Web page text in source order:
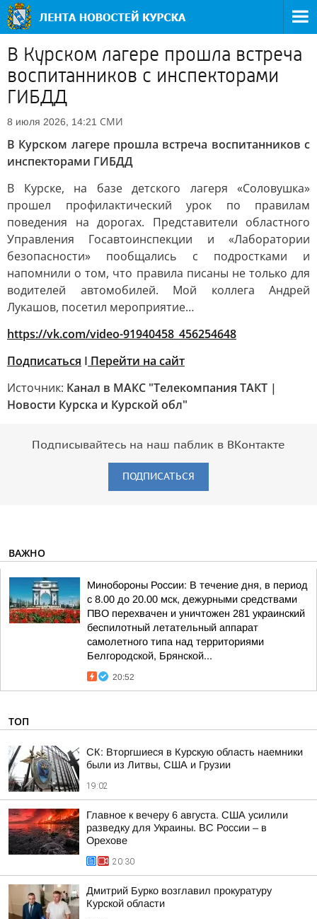
В Курском лагере прошла встреча
воспитанников с инспекторами
ГИБДД
8 июля 2026, 14:21 СМИ
В Курском лагере прошла встреча воспитанников с
инспекторами ГИБДД
В Курске, на базе детского лагеря «Соловушка»
прошел профилактический урок по правилам
поведения на дорогах. Представители областного
Управления Госавтоинспекции и «Лаборатории
безопасности» пообщались с подростками и
напомнили о том, что правила писаны не только для
водителей автомобилей. Мой коллега Андрей
Лукашов, посетил мероприятие…
https://vk.com/video-91940458_456254648
Подписаться I Перейти на сайт
Источник: Канал в МАКС "Телекомпания ТАКТ |
Новости Курска и Курской обл"
Подписывайтесь на наш паблик в ВКонтакте
ПОДПИСАТЬСЯ
ВАЖНО
Минобороны России: В течение дня, в период
с 8.00 до 20.00 мск, дежурными средствами
ПВО перехвачен и уничтожен 281 украинский
беспилотный летательный аппарат
самолетного типа над территориями
Белгородской, Брянской...
20:52
ТОП
СК: Вторгшиеся в Курскую область наемники
были из Литвы, США и Грузии
19:02
Главное к вечеру 6 августа. США усилили
разведку для Украины. ВС России – в
Орехове
20:30
Дмитрий Бурко возглавил прокуратуру
Курской области